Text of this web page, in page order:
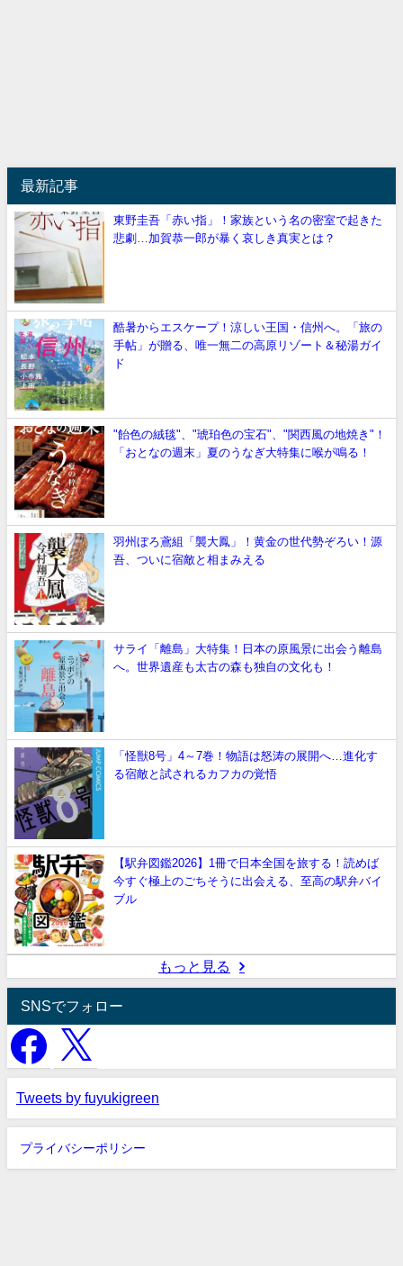
最新記事
東野圭吾「赤い指」！家族という名の密室で起きた
悲劇…加賀恭一郎が暴く哀しき真実とは？
酷暑からエスケープ！涼しい王国・信州へ。「旅の
手帖」が贈る、唯一無二の高原リゾート＆秘湯ガイ
ド
"飴色の絨毯"、"琥珀色の宝石"、"関西風の地焼き"！
「おとなの週末」夏のうなぎ大特集に喉が鳴る！
羽州ぼろ鳶組「襲大鳳」！黄金の世代勢ぞろい！源
吾、ついに宿敵と相まみえる
サライ「離島」大特集！日本の原風景に出会う離島
へ。世界遺産も太古の森も独自の文化も！
「怪獣8号」4～7巻！物語は怒涛の展開へ…進化す
る宿敵と試されるカフカの覚悟
【駅弁図鑑2026】1冊で日本全国を旅する！読めば
今すぐ極上のごちそうに出会える、至高の駅弁バイ
ブル
もっと見る
SNSでフォロー
Tweets by fuyukigreen
プライバシーポリシー